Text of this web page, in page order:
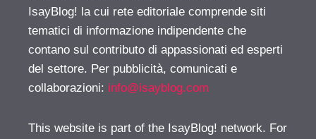
IsayBlog! la cui rete editoriale comprende siti
tematici di informazione indipendente che
contano sul contributo di appassionati ed esperti
del settore. Per pubblicità, comunicati e
collaborazioni: info@isayblog.com
This website is part of the IsayBlog! network. For